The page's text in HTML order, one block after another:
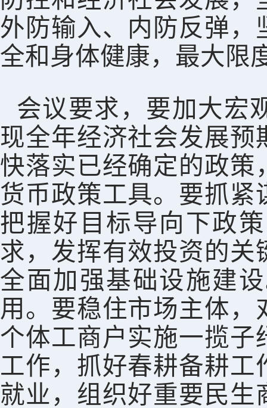
外防输入、内防反弹
全和身体健康，最大限
会议要求，要加大宏
现全年经济社会发展
快落实已经确定的政
货币政策工具。要抓
把握好目标导向下政
求，发挥有效投资的
全面加强基础设施建
用。要稳住市场主体
个体工商户实施一揽
工作，抓好春耕备耕
就业，组织好重要民